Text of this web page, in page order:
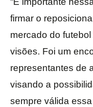
firmar o
mercado do
visões. Foi um
representantes de
visando a
sempre válida